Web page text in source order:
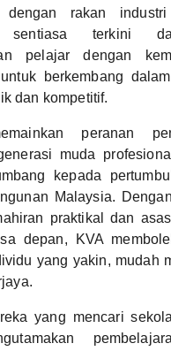
dengan rakan industri
sentiasa terkini
pelajar dengan
berkembang
dan kompetitif.
peranan
muda
kepada
Malaysia.
praktikal dan
depan, KVA
yang yakin, mudah
yang mencari